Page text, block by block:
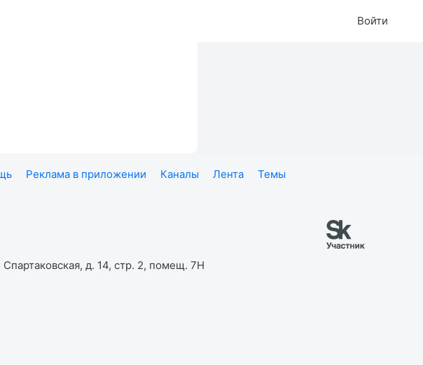
Войти
Реклама в приложении Каналы Лента
Темы
д. 14, стр. 2, помещ. 7Н